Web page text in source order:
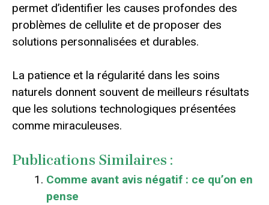
permet d’identifier les causes profondes des
problèmes de cellulite et de proposer des
solutions personnalisées et durables.
La patience et la régularité dans les soins
naturels donnent souvent de meilleurs résultats
que les solutions technologiques présentées
comme miraculeuses.
Publications Similaires :
Comme avant avis négatif : ce qu’on en
pense